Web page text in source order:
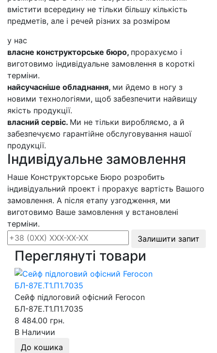
вмістити всередину не тільки більшу кількість
предметів, але і речей різних за розміром
у нас
власне конструкторське бюро, прорахуємо і
виготовимо індивідуальне замовлення в короткі
терміни.
найсучасніше обладнання, ми йдемо в ногу з
новими технологіями, щоб забезпечити найвищу
якість продукції.
власний сервіс. Ми не тільки виробляємо, а й
забезпечуємо гарантійне обслуговування нашої
продукції.
Індивідуальне замовлення
Наше Конструкторське Бюро розробить
індивідуальний проект і прорахує вартість Вашого
замовлення. А після етапу узгодження, ми
виготовимо Ваше замовлення у встановлені
терміни.
Залишити запит
Переглянуті товари
Сейф підлоговий офісний Ferocon
БЛ-87Е.Т1.П1.7035
8 484.00 грн.
В Наличии
До кошика